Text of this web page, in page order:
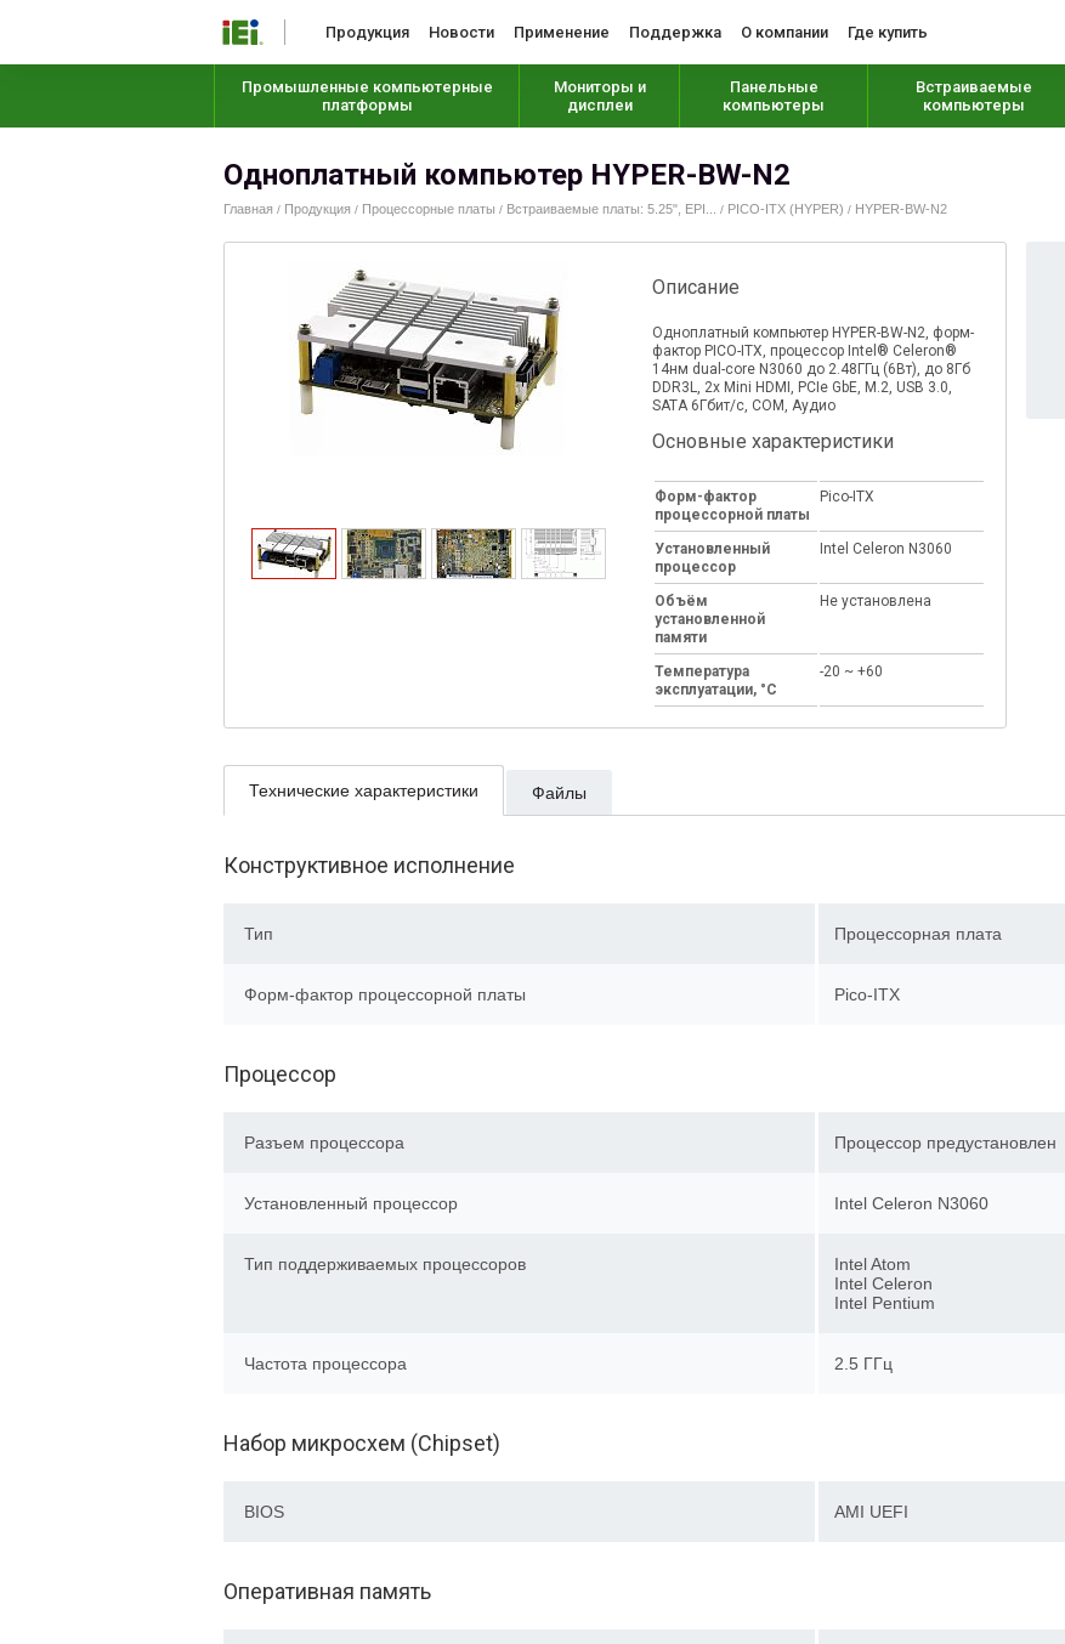
Продукция Новости Применение Поддержка О компании Где купить
Промышленные компьютерные
платформы
Мониторы и
дисплеи
Панельные
компьютеры
Встраиваемые
компьютеры
Одноплатный компьютер HYPER-BW-N2
Главная / Продукция / Процессорные платы / Встраиваемые платы: 5.25", EPI... / PICO-ITX (HYPER) / HYPER-BW-N2
Описание
Одноплатный компьютер HYPER-BW-N2, форм-
фактор PICO-ITX, процессор Intel® Celeron®
14нм dual-core N3060 до 2.48ГГц (6Вт), до 8Гб
DDR3L, 2x Mini HDMI, PCIe GbE, M.2, USB 3.0,
SATA 6Гбит/с, COM, Аудио
Основные характеристики
Форм-фактор
процессорной платы
Pico-ITX
Установленный
процессор
Intel Celeron N3060
Объём
установленной
памяти
Не установлена
Температура
эксплуатации, °C
-20 ~ +60
Технические характеристики Файлы
Конструктивное исполнение
Тип Процессорная плата
Форм-фактор процессорной платы Pico-ITX
Процессор
Разъем процессора Процессор предустановлен
Установленный процессор Intel Celeron N3060
Тип поддерживаемых процессоров
Intel Atom
Intel Celeron
Intel Pentium
Частота процессора 2.5 ГГц
Набор микросхем (Chipset)
BIOS AMI UEFI
Оперативная память